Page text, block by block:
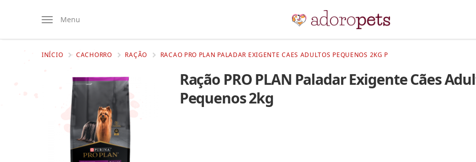
Menu
INÍCIO CACHORRO RAÇÃO RACAO PRO PLAN PALADAR EXIGENTE CAES ADULTOS PEQUENOS 2KG P
Ração PRO PLAN Paladar Exigente Cães
Pequenos 2kg